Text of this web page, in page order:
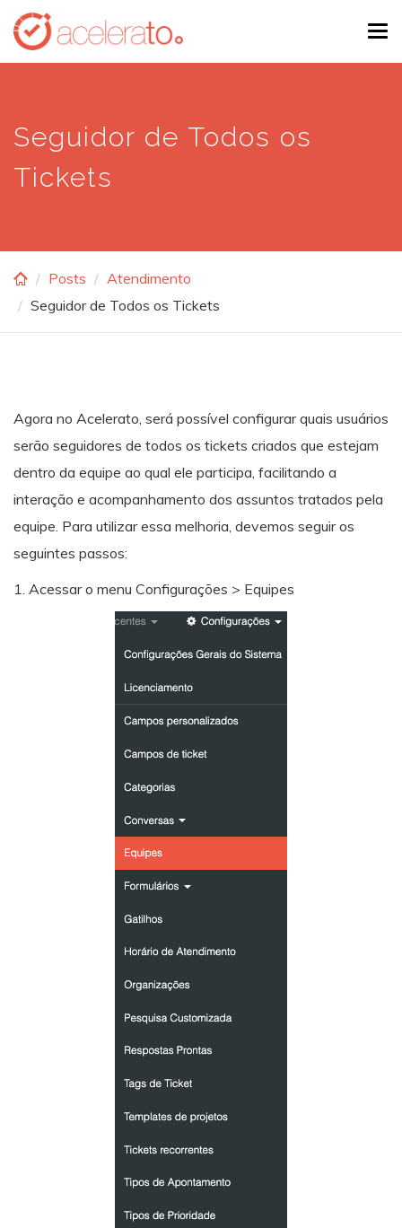
Skip
main
Seguidor de Todos os
Tickets
Posts
Atendimento
Seguidor de Todos os Tickets
Agora no Acelerato, será possível configurar quais usuários
serão seguidores de todos os tickets criados que estejam
dentro da equipe ao qual ele participa, facilitando a
interação e acompanhamento dos assuntos tratados pela
equipe. Para utilizar essa melhoria, devemos seguir os
seguintes passos:
1. Acessar o menu Configurações > Equipes